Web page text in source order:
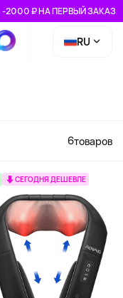
-2000 ₽ НА ПЕРВЫЙ ЗАКАЗ
RU
6товаров
СЕГОДНЯ ДЕШЕВЛЕ